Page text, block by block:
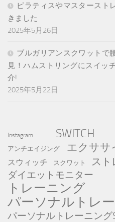
ピラティスやマスタースト
きました
2025年5月26日
ブルガリアンスクワットで
見！ハムストリングにスイッ
介!
2025年5月22日
Instagram SWITCH
アンチエイジング エクササ
スウィッチ
スクワット スト
ダイエットモニター
トレーニング
パーソナルトレ
パーソナルトレーニング